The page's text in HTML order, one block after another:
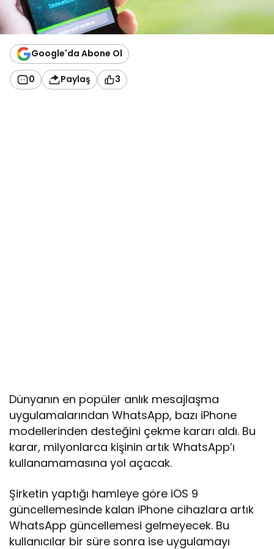
Google'da Abone Ol
0 Paylaş 3
Dünyanın en popüler anlık mesajlaşma
uygulamalarından WhatsApp, bazı iPhone
modellerinden desteğini çekme kararı aldı. Bu
karar, milyonlarca kişinin artık WhatsApp’ı
kullanamamasına yol açacak.
Şirketin yaptığı hamleye göre iOS 9
güncellemesinde kalan iPhone cihazlara artık
WhatsApp güncellemesi gelmeyecek. Bu
kullanıcılar bir süre sonra ise uygulamayı